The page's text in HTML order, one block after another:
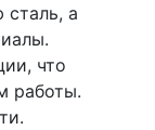
сталь, а
что
работы.